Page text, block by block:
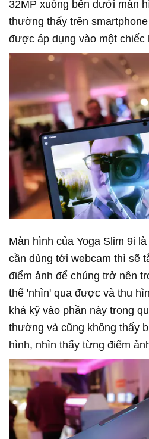
32MP xuống bên dưới màn
thường thấy trên
được áp dụng vào một chiếc
Màn hình của Yoga Slim 9i
cần dùng tới webcam thì sẽ
điểm ảnh để chúng trở nên
thể 'nhìn' qua được và thu
khá kỹ vào phần này trong
thường và cũng không thấy
hình, nhìn thấy từng điểm